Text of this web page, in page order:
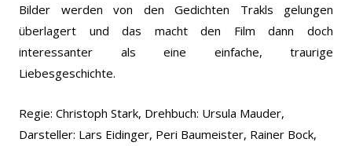
Bilder werden von den Gedichten Trakls gelungen
überlagert und das macht den Film dann doch
interessanter als eine einfache, traurige
Liebesgeschichte.
Regie: Christoph Stark, Drehbuch: Ursula Mauder,
Darsteller: Lars Eidinger, Peri Baumeister, Rainer Bock,